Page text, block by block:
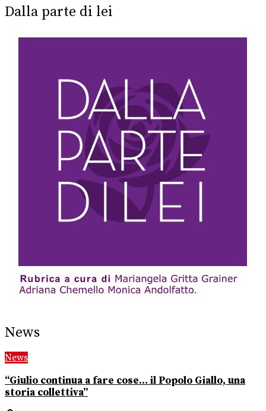
Dalla parte di lei
News
News
“Giulio continua a fare cose… il Popolo Giallo, una
storia collettiva”